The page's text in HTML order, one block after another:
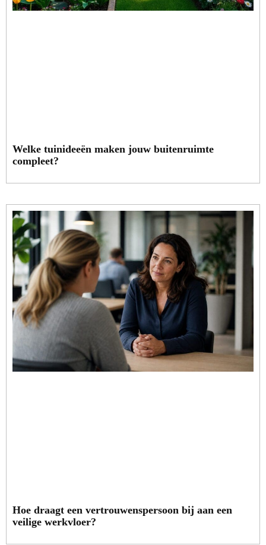
Welke tuinideeën maken jouw buitenruimte
compleet?
Hoe draagt een vertrouwenspersoon bij aan een
veilige werkvloer?